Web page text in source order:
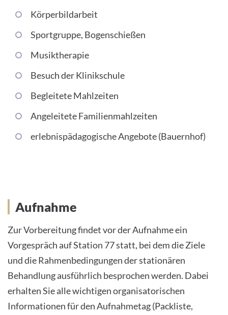
Körperbildarbeit
Sportgruppe, Bogenschießen
Musiktherapie
Besuch der Klinikschule
Begleitete Mahlzeiten
Angeleitete Familienmahlzeiten
erlebnispädagogische Angebote (Bauernhof)
Aufnahme
Zur Vorbereitung findet vor der Aufnahme ein
Vorgespräch auf Station 77 statt, bei dem die Ziele
und die Rahmenbedingungen der stationären
Behandlung ausführlich besprochen werden. Dabei
erhalten Sie alle wichtigen organisatorischen
Informationen für den Aufnahmetag (Packliste,